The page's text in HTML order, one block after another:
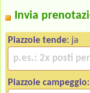
Invia
Piazzole tende: ja
Piazzole campeggio: